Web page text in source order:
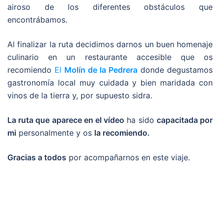
airoso de los diferentes obstáculos que
encontrábamos.
Al finalizar la ruta decidimos darnos un buen homenaje
culinario en un restaurante accesible que os
recomiendo El Molín de la Pedrera donde degustamos
gastronomía local muy cuidada y bien maridada con
vinos de la tierra y, por supuesto sidra.
La ruta que aparece en el vídeo ha sido capacitada por
mi personalmente y os la recomiendo.
Gracias a todos por acompañarnos en este viaje.